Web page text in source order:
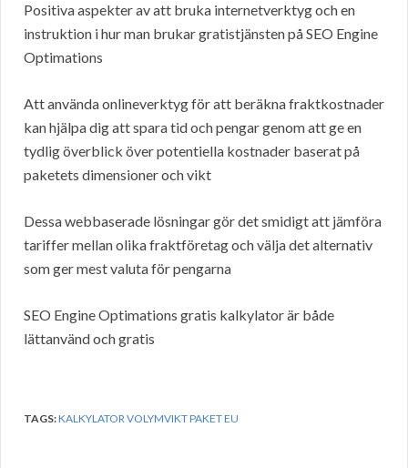
Positiva aspekter av att bruka internetverktyg och en
instruktion i hur man brukar gratistjänsten på SEO Engine
Optimations
Att använda onlineverktyg för att beräkna fraktkostnader
kan hjälpa dig att spara tid och pengar genom att ge en
tydlig överblick över potentiella kostnader baserat på
paketets dimensioner och vikt
Dessa webbaserade lösningar gör det smidigt att jämföra
tariffer mellan olika fraktföretag och välja det alternativ
som ger mest valuta för pengarna
SEO Engine Optimations gratis kalkylator är både
lättanvänd och gratis
TAGS:KALKYLATOR VOLYMVIKT PAKET EU